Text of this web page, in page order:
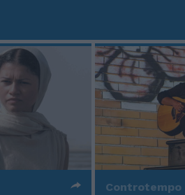
Controtempo